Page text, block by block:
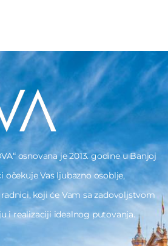
osnovana je 2013. godine u Banjoj
očekuje Vas ljubazno osoblje,
koji će Vam sa zadovoljstvom
i realizaciji idealnog putovanja.